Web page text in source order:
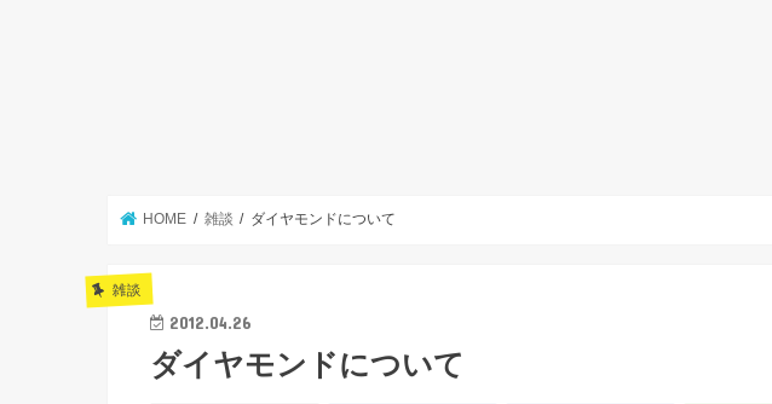
HOME 雑談 ダイヤモンドについて
雑談
2012.04.26
ダイヤモンドについて